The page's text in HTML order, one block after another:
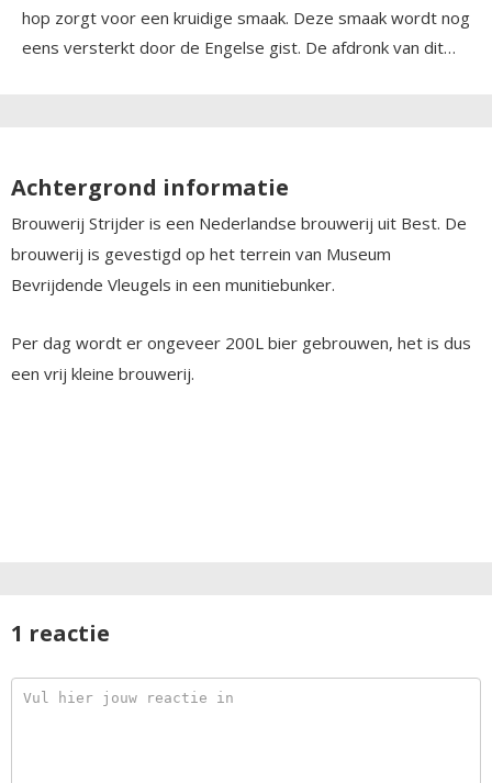
hop zorgt voor een kruidige smaak. Deze smaak wordt nog
eens versterkt door de Engelse gist. De afdronk van dit
Achtergrond informatie
Brouwerij Strijder is een Nederlandse brouwerij uit Best. De
brouwerij is gevestigd op het terrein van Museum
Bevrijdende Vleugels in een munitiebunker.
Per dag wordt er ongeveer 200L bier gebrouwen, het is dus
een vrij kleine brouwerij.
1 reactie